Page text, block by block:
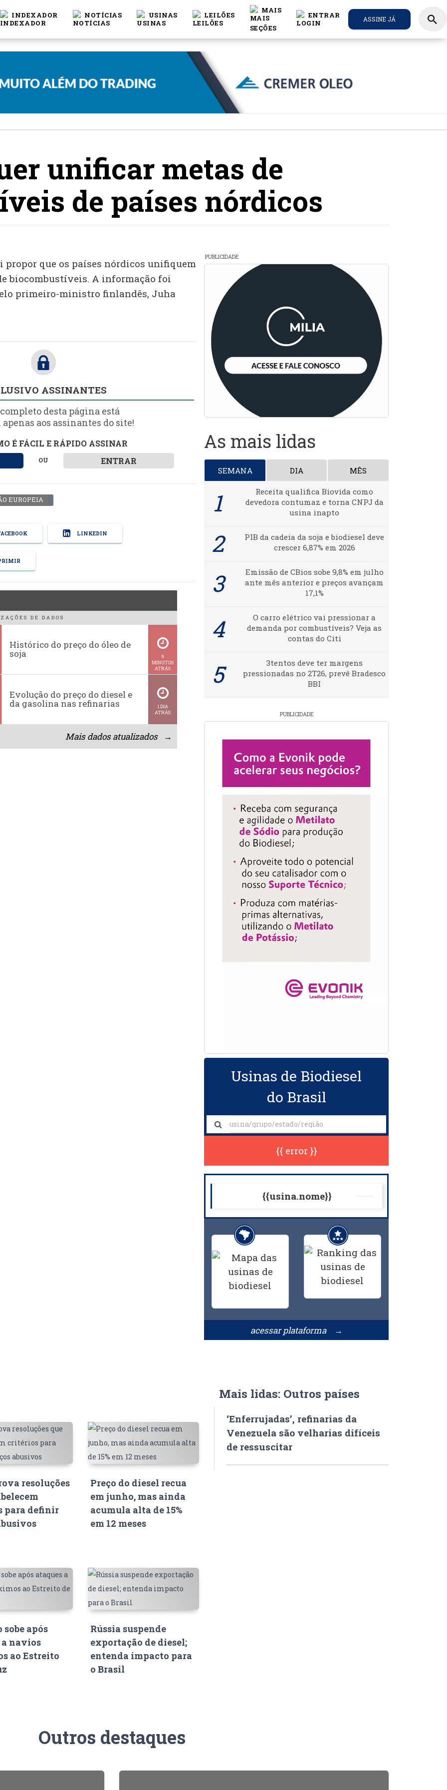
INDEXADOR NOTÍCIAS USINAS LEILÕES
MAIS
ENTRAR ASSINE JÁ search
unificar metas de
de países nórdicos
propor que os países nórdicos unifiquem
biocombustíveis. A informação foi
primeiro-ministro finlandês, Juha
ASSINANTES
desta página está
aos assinantes do site!
É FÁCIL E RÁPIDO ASSINAR
OU ENTRAR
EUROPEIA
LINKEDIN
DE DADOS
Histórico do preço do óleo de
soja
9
MINUTOS
ATRÁS
Evolução do preço do diesel e
da gasolina nas refinarias
1 DIA
ATRÁS
Mais dados atualizados →
PUBLICIDADE
As mais lidas
SEMANA DIA MÊS
Receita qualifica Biovida como
devedora contumaz e torna CNPJ da
usina inapto
PIB da cadeia da soja e biodiesel deve
crescer 6,87% em 2026
Emissão de CBios sobe 9,8% em julho
ante mês anterior e preços avançam
17,1%
O carro elétrico vai pressionar a
demanda por combustíveis? Veja as
contas do Citi
3tentos deve ter margens
pressionadas no 2T26, prevê Bradesco
BBI
PUBLICIDADE
Usinas de Biodiesel
do Brasil
{{ error }}
{{usina.nome}}
acessar plataforma →
resoluções
para definir
Preço do diesel recua
em junho, mas ainda
acumula alta de 15%
em 12 meses
sobe após
a navios
ao Estreito
Rússia suspende
exportação de diesel;
entenda impacto para
o Brasil
Mais lidas: Outros países
‘Enferrujadas’, refinarias da
Venezuela são velharias difíceis
de ressuscitar
Outros destaques